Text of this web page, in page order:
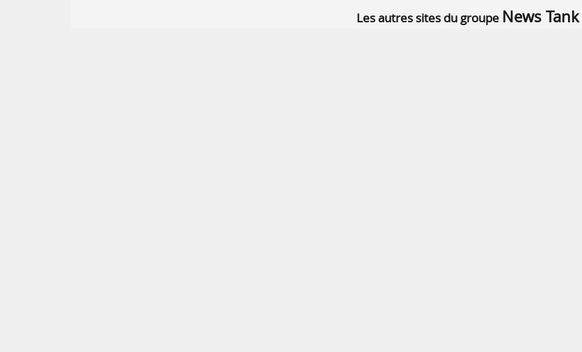
Les autres sites du groupe News Tank